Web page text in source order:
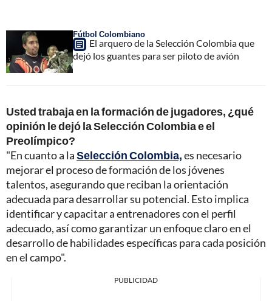
Fútbol Colombiano
El arquero de la Selección Colombia que
dejó los guantes para ser piloto de avión
Usted trabaja en la formación de jugadores, ¿qué
opinión le dejó la Selección Colombia e el
Preolímpico?
"En cuanto a laSelección Colombia,es necesario
mejorar el proceso de formación de los jóvenes
talentos, asegurando que reciban la orientación
adecuada para desarrollar su potencial. Esto implica
identificar y capacitar a entrenadores con el perfil
adecuado, así como garantizar un enfoque claro en el
desarrollo de habilidades específicas para cada posición
en el campo".
PUBLICIDAD